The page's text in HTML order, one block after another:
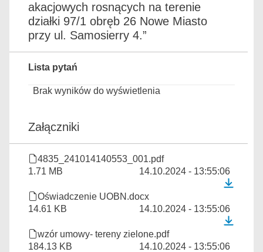
akacjowych rosnących na terenie
działki 97/1 obręb 26 Nowe Miasto
przy ul. Samosierry 4.”
Lista pytań
Brak wyników do wyświetlenia
Załączniki
4835_241014140553_001.pdf
1.71 MB
14.10.2024 - 13:55:06
Oświadczenie UOBN.docx
14.61 KB
14.10.2024 - 13:55:06
wzór umowy- tereny zielone.pdf
184.13 KB
14.10.2024 - 13:55:06